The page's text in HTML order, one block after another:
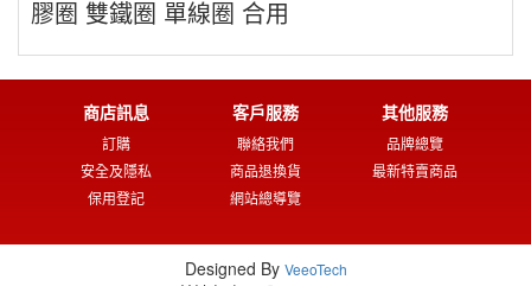
膠圈 雙鐵圈 單線圈 合用
商店訊息
訂購
安全及隱私
保用登記
客戶服務
聯絡我們
商品退換貨
網站總導覽
其他服務
品牌總覽
最新特賣商品
Designed By VeeoTech